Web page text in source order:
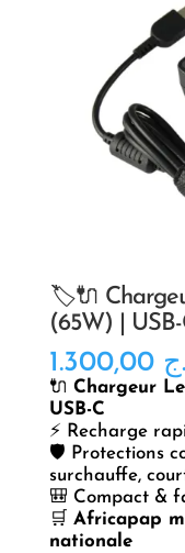
🏷️🔌
(65W) | USB-
1.300,00
🔌 Chargeur
USB-C
⚡ Recharge
🛡️ Protections
surchauffe,
🎒 Compact &
🛒 Africapap
nationale